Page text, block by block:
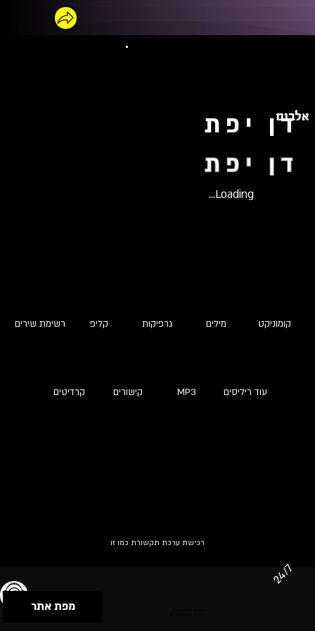
דן יפת
דן יפת
Loading...
אלבום
רשימת שירים קליפ גרפיקות מילים קומוניקט
קרדיטים קישורים MP3 עוד ריליסים
רכישת ערכת תקשורת כמו זו
מפת אתר
24/7